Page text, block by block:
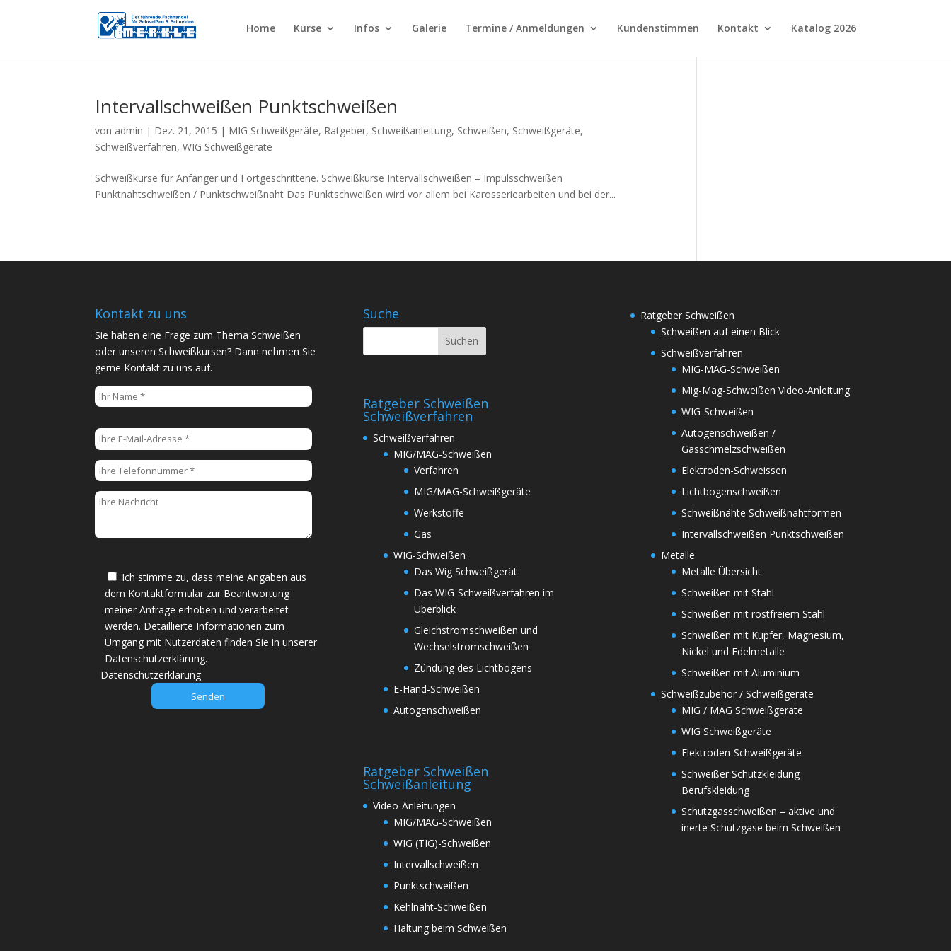
Home Kurse Infos Galerie Termine / Anmeldungen Kundenstimmen Kontakt Katalog 2026
Intervallschweißen Punktschweißen
von admin | Dez. 21, 2015 | MIG Schweißgeräte, Ratgeber, Schweißanleitung, Schweißen, Schweißgeräte,
Schweißverfahren,WIG Schweißgeräte
Schweißkurse für Anfänger und Fortgeschrittene. Schweißkurse Intervallschweißen – Impulsschweißen
Punktnahtschweißen / Punktschweißnaht Das Punktschweißen wird vor allem bei Karosseriearbeiten und bei der...
Kontakt zu uns
Sie haben eine Frage zum Thema Schweißen
oder unseren Schweißkursen? Dann nehmen Sie
gerne Kontakt zu uns auf.
B
t
e
s
Ich stimme zu, dass meine Angaben aus
dem Kontaktformular zur Beantwortung
meiner Anfrage erhoben und verarbeitet
werden. Detaillierte Informationen zum
Umgang mit Nutzerdaten finden Sie in unserer
Datenschutzerklärung.
Datenschutzerklärung
Suche
Ratgeber Schweißen
Schweißverfahren
Schweißverfahren
MIG/MAG-Schweißen
Verfahren
MIG/MAG-Schweißgeräte
Werkstoffe
Gas
WIG-Schweißen
Das Wig Schweißgerät
Das WIG-Schweißverfahren im
Überblick
Gleichstromschweißen und
Wechselstromschweißen
Zündung des Lichtbogens
E-Hand-Schweißen
Autogenschweißen
Ratgeber Schweißen
Schweißanleitung
Video-Anleitungen
MIG/MAG-Schweißen
WIG (TIG)-Schweißen
Intervallschweißen
Punktschweißen
Kehlnaht-Schweißen
Haltung beim Schweißen
Ratgeber Schweißen
Schweißen auf einen Blick
Schweißverfahren
MIG-MAG-Schweißen
Mig-Mag-Schweißen Video-Anleitung
WIG-Schweißen
Autogenschweißen /
Gasschmelzschweißen
Elektroden-Schweissen
Lichtbogenschweißen
Schweißnähte Schweißnahtformen
Intervallschweißen Punktschweißen
Metalle
Metalle Übersicht
Schweißen mit Stahl
Schweißen mit rostfreiem Stahl
Schweißen mit Kupfer, Magnesium,
Nickel und Edelmetalle
Schweißen mit Aluminium
Schweißzubehör / Schweißgeräte
MIG / MAG Schweißgeräte
WIG Schweißgeräte
Elektroden-Schweißgeräte
Schweißer Schutzkleidung
Berufskleidung
Schutzgasschweißen – aktive und
inerte Schutzgase beim Schweißen